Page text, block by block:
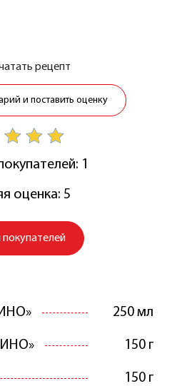
рецепт
и поставить оценку
1
оценка: 5
250 мл
150 г
150 г